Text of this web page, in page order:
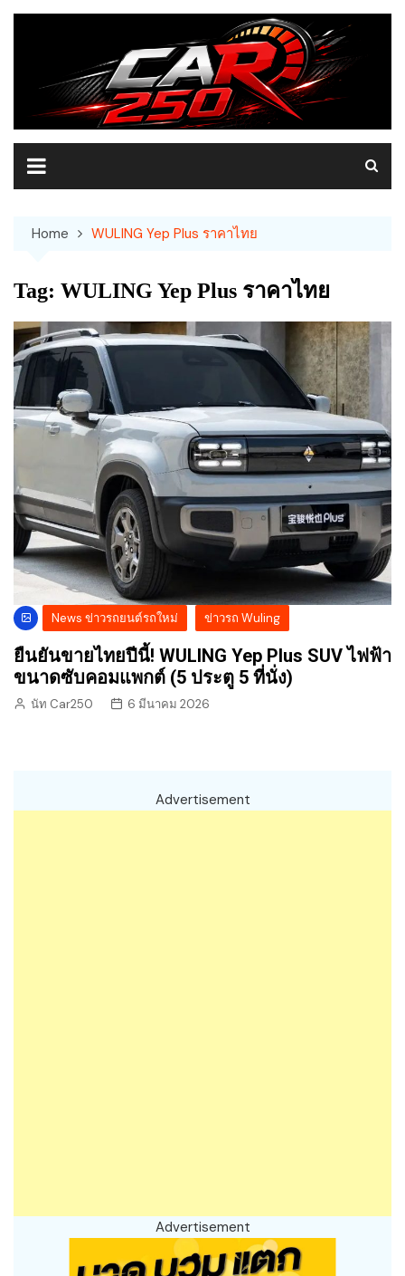
Skip
Home WULING Yep Plus ราคาไทย
Tag: WULING Yep Plus ราคาไทย
News ข่าวรถยนต์รถใหม่ ข่าวรถ Wuling
ยืนยันขายไทยปีนี้! WULING Yep Plus SUV ไฟฟ้า
ขนาดซับคอมแพกต์ (5 ประตู 5 ที่นั่ง)
นัท Car250 6 มีนาคม 2026
Advertisement
Advertisement